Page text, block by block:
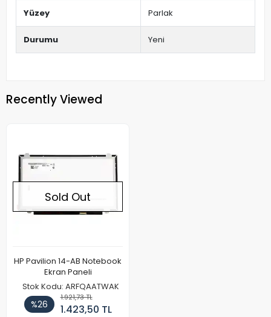
Yüzey Parlak
Durumu Yeni
Recently Viewed
Sold Out
HP Pavilion 14-AB Notebook
Ekran Paneli
Stok Kodu: ARFQAATWAK
%26
1.921,73 TL
1.423,50 TL